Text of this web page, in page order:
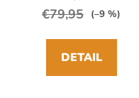
€79,95 (–9 %)
DETAIL